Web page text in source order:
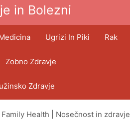
in Bolezni
Ugrizi In Piki Rak
Zobno Zdravje
Zdravje
Zdravje
Family Health Nosečnost in zdravje